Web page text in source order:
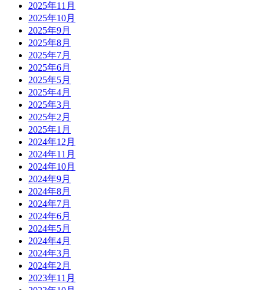
2025年11月
2025年10月
2025年9月
2025年8月
2025年7月
2025年6月
2025年5月
2025年4月
2025年3月
2025年2月
2025年1月
2024年12月
2024年11月
2024年10月
2024年9月
2024年8月
2024年7月
2024年6月
2024年5月
2024年4月
2024年3月
2024年2月
2023年11月